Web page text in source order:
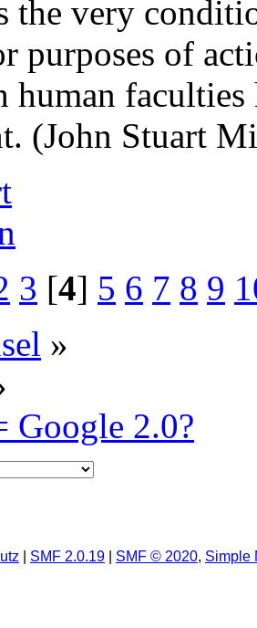
the very
purposes of
faculties
(John Stuart
3 [4] 5 6 7 8 9
»
Google 2.0?
SMF 2.0.19 SMF © 2020, Simple